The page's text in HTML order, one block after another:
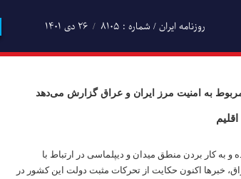
روزنامه ایران / شماره : 8105 ۲۶ دی ۱۴۰۱
به امنیت مرز ایران و عراق گزارش می‌دهد
کار بردن منطق میدان و دیپلماسی در ارتباط با
خبرها اکنون حکایت از تحرکات مثبت دولت این کشور در